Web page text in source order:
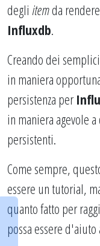
degli itemda
Influxdb.
Creando dei semplici
in maniera
persistenza per
in maniera agevole
persistenti.
Come sempre,
essere un tutorial,
quanto fatto per
possa essere